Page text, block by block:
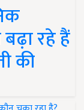
रहे हैं
की